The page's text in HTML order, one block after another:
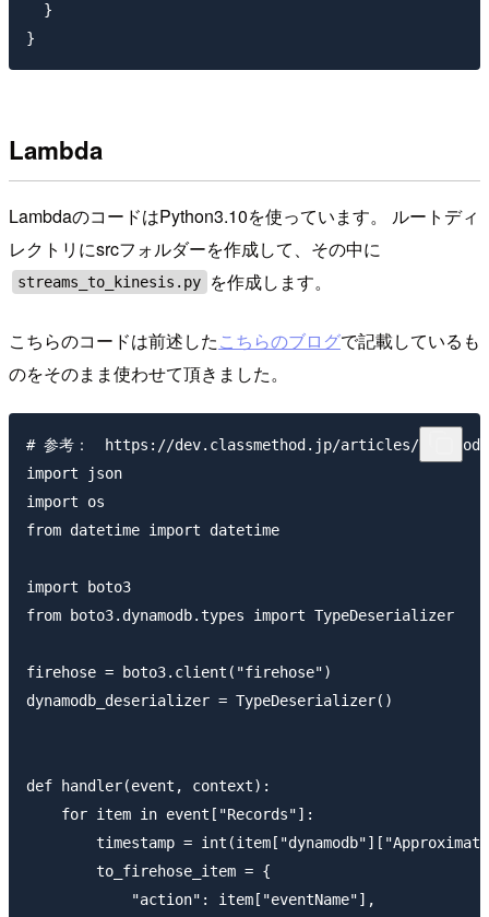
  }
Lambda
LambdaのコードはPython3.10を使っています。 ルートディ
レクトリにsrcフォルダーを作成して、その中に
streams_to_kinesis.py を作成します。
こちらのコードは前述したこちらのブログで記載しているも
のをそのまま使わせて頂きました。
# 参考：　https://dev.classmethod.jp/articles/
import json
import os
from datetime import datetime
import boto3
from boto3.dynamodb.types import TypeDeserializer
firehose = boto3.client("firehose")
dynamodb_deserializer = TypeDeserializer()
def handler(event, context):
    for item in event["Records"]:
timestamp =
        to_firehose_item = {
            "action": item["eventName"],